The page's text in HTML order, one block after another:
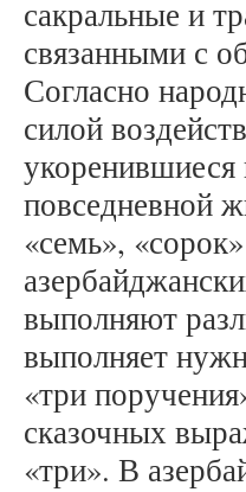
сакральные и
связанными с
Согласно
силой
повседневной
«семь»,
выполняют
выполняет
«три
сказочных
«три». В